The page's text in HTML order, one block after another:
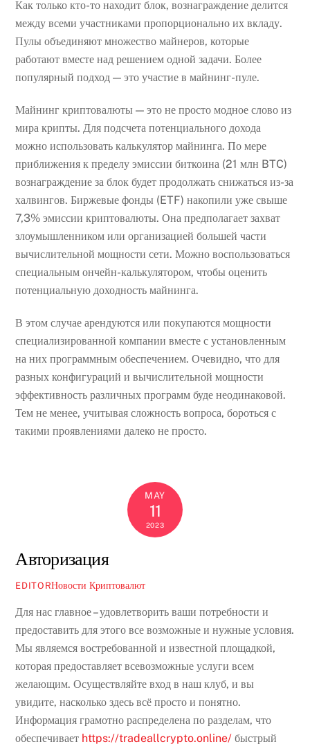
Как только кто-то находит блок, вознаграждение делится
между всеми участниками пропорционально их вкладу.
Пулы объединяют множество майнеров, которые
работают вместе над решением одной задачи. Более
популярный подход — это участие в майнинг-пуле.
Майнинг криптовалюты — это не просто модное слово из
мира крипты. Для подсчета потенциального дохода
можно использовать калькулятор майнинга. По мере
приближения к пределу эмиссии биткоина (21 млн BTC)
вознаграждение за блок будет продолжать снижаться из-за
халвингов. Биржевые фонды (ETF) накопили уже свыше
7,3% эмиссии криптовалюты. Она предполагает захват
злоумышленником или организацией большей части
вычислительной мощности сети. Можно воспользоваться
специальным ончейн-калькулятором, чтобы оценить
потенциальную доходность майнинга.
В этом случае арендуются или покупаются мощности
специализированной компании вместе с установленным
на них программным обеспечением. Очевидно, что для
разных конфигураций и вычислительной мощности
эффективность различных программ буде неодинаковой.
Тем не менее, учитывая сложность вопроса, бороться с
такими проявлениями далеко не просто.
MAY
11
2023
Авторизация
EDITORНовости Криптовалют
Для нас главное – удовлетворить ваши потребности и
предоставить для этого все возможные и нужные условия.
Мы являемся востребованной и известной площадкой,
которая предоставляет всевозможные услуги всем
желающим. Осуществляйте вход в наш клуб, и вы
увидите, насколько здесь всё просто и понятно.
Информация грамотно распределена по разделам, что
обеспечивает https://tradeallcrypto.online/ быстрый